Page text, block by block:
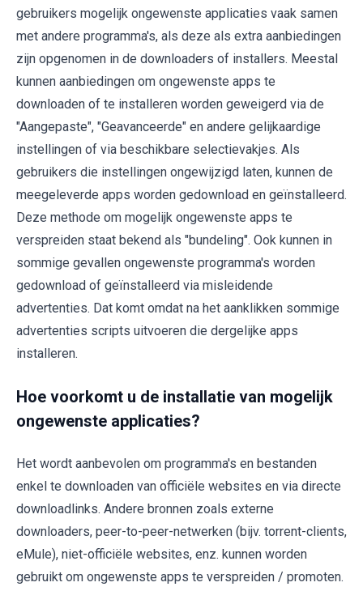
gebruikers mogelijk ongewenste applicaties vaak samen
met andere programma's, als deze als extra aanbiedingen
zijn opgenomen in de downloaders of installers. Meestal
kunnen aanbiedingen om ongewenste apps te
downloaden of te installeren worden geweigerd via de
"Aangepaste", "Geavanceerde" en andere gelijkaardige
instellingen of via beschikbare selectievakjes. Als
gebruikers die instellingen ongewijzigd laten, kunnen de
meegeleverde apps worden gedownload en geïnstalleerd.
Deze methode om mogelijk ongewenste apps te
verspreiden staat bekend als "bundeling". Ook kunnen in
sommige gevallen ongewenste programma's worden
gedownload of geïnstalleerd via misleidende
advertenties. Dat komt omdat na het aanklikken sommige
advertenties scripts uitvoeren die dergelijke apps
installeren.
Hoe voorkomt u de installatie van mogelijk
ongewenste applicaties?
Het wordt aanbevolen om programma's en bestanden
enkel te downloaden van officiële websites en via directe
downloadlinks. Andere bronnen zoals externe
downloaders, peer-to-peer-netwerken (bijv. torrent-clients,
eMule), niet-officiële websites, enz. kunnen worden
gebruikt om ongewenste apps te verspreiden / promoten.